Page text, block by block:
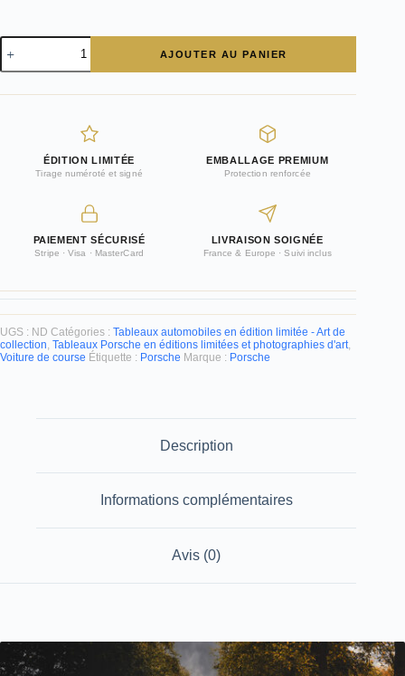
quantité
de
Photo
AJOUTER AU PANIER
ÉDITION LIMITÉE
Tirage numéroté et signé
EMBALLAGE PREMIUM
Protection renforcée
PAIEMENT SÉCURISÉ
Stripe · Visa · MasterCard
LIVRAISON SOIGNÉE
France & Europe · Suivi inclus
UGS : ND Catégories : Tableaux automobiles en édition limitée - Art de
collection Tableaux Porsche en éditions limitées et photographies d'art
Voiture de course Étiquette : Porsche Marque : Porsche
Description
Informations complémentaires
Avis (0)